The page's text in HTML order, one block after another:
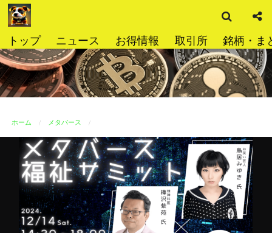
コ
ン
ン
ツ
へ
ス
プ
トップ ニュース お得情報 取引所 銘柄・ま
索
ホーム メタバース